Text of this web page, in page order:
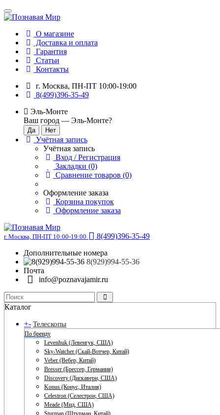
О магазине
Доставка и оплата
Гарантия
Статьи
Контакты
г. Москва, ПН-ПТ 10:00-19:00
8(499)396-35-49
Эль-Монте
Ваш город — Эль-Монте?
Учётная запись
Учётная запись
Вход / Регистрация
Закладки (0)
Сравнение товаров (0)
Оформление заказа
Корзина покупок
Оформление заказа
г. Москва, ПН-ПТ 10:00-19:00
8(499)396-35-49
Дополнительные номера
8(929)994-55-36
Почта
info@poznavajamir.ru
Каталог
+- Телескопы
По бренду
Levenhuk (Левенгук, США)
Sky-Watcher (Скай-Вотчер, Китай)
Veber (Вебер, Китай)
Bresser (Брессер, Германия)
Discovery (Дискавери, США)
Konus (Конус, Италия)
Celestron (Селестрон, США)
Meade (Мид, США)
Sturman (Штурман, Китай)